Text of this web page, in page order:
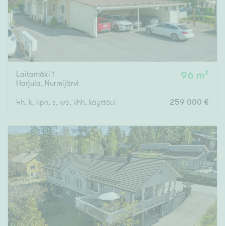
Laitamäki 1
Harjula, Nurmijärvi
96 m²
4h, k, kph, s, wc, khh, käyttöullakko, autokatos 259 000 €